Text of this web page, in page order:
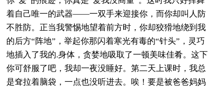
着自己唯一的武器——一双手来迎接你，而你却叫人防
不胜防。正当我警惕地望着前方时，你却狡猾地绕到我
的后方“阵地”，举起你那闪着寒光有毒的“针头”，灵巧
地插入了我的.身体，贪婪地吸取了一顿美味佳肴。这下
你可舒服了吧，我却一夜没睡好。第二天上课时，我总
是耷拉着脑袋，一点也没听进去。唉！要是被爸爸妈妈